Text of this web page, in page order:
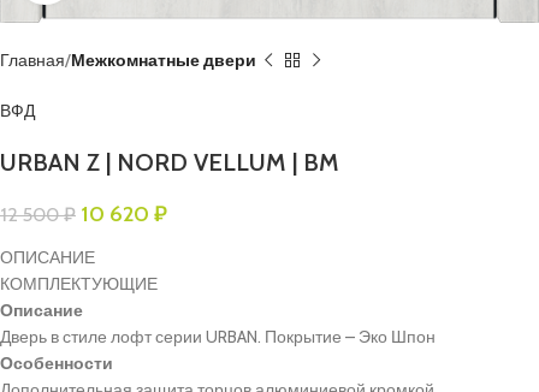
Главная Межкомнатные двери
ВФД
URBAN Z | NORD VELLUM | BM
12 500₽ 10 620 ₽
ОПИСАНИЕ
КОМПЛЕКТУЮЩИЕ
Описание
Дверь в стиле лофт серии URBAN. Покрытие – Эко Шпон
Особенности